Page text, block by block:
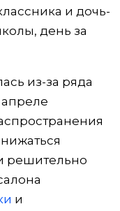
и дочь-
день за
из-за ряда
апреле
решительно
и